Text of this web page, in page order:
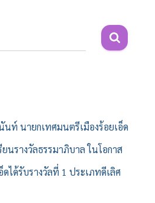
นท์ นายกเทศมนตรีเมืองร้อยเอ็ด
นรางวัลธรรมาภิบาล ในโอกาส
ได้รับรางวัลที่ 1 ประเภทดีเลิศ